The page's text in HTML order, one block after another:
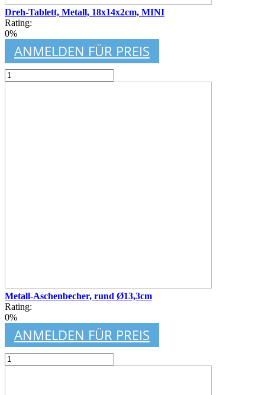
Dreh-Tablett, Metall, 18x14x2cm, MINI
Rating:
0%
ANMELDEN FÜR PREIS
Metall-Aschenbecher, rund Ø13,3cm
Rating:
0%
ANMELDEN FÜR PREIS